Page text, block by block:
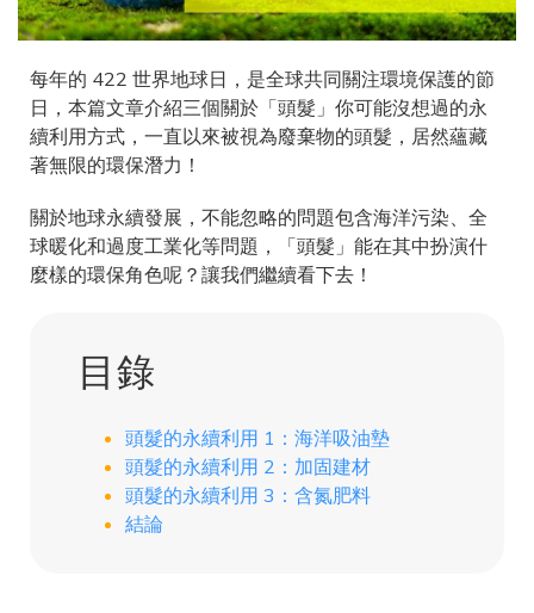
每年的 422 世界地球日，是全球共同關注環境保護的節
日，本篇文章介紹三個關於「頭髮」你可能沒想過的永
續利用方式，一直以來被視為廢棄物的頭髮，居然蘊藏
著無限的環保潛力！
關於地球永續發展，不能忽略的問題包含海洋污染、全
球暖化和過度工業化等問題，「頭髮」能在其中扮演什
麼樣的環保角色呢？讓我們繼續看下去！
目錄
頭髮的永續利用 1：海洋吸油墊
頭髮的永續利用 2：加固建材
頭髮的永續利用 3：含氮肥料
結論